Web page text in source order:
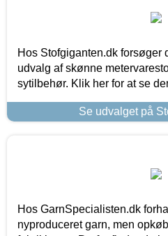
Hos Stofgiganten.dk forsøger
udvalg af skønne
sytilbehør. Klik her for at se
Se udvalget på
Hos GarnSpecialisten.dk
nyproduceret garn, men